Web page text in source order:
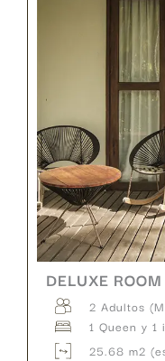
DELUXE
2 Adultos
1 Queen y 1
25.68 m2